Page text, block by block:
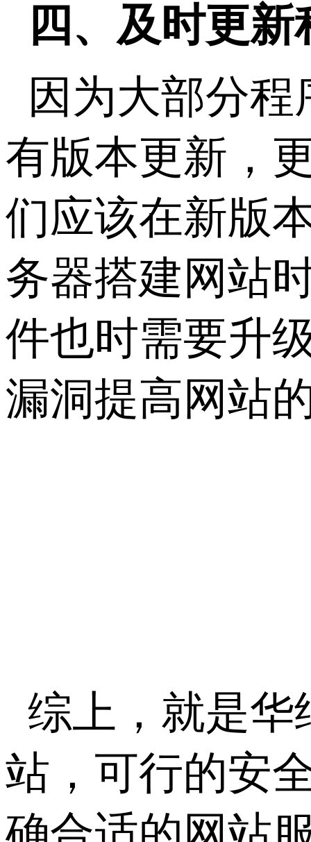
四、及时更
因为大部分
有版本更新，
们应该在新版
务器搭建网站
件也时需要升
漏洞提高网站
综上，就是华
站，可行的安